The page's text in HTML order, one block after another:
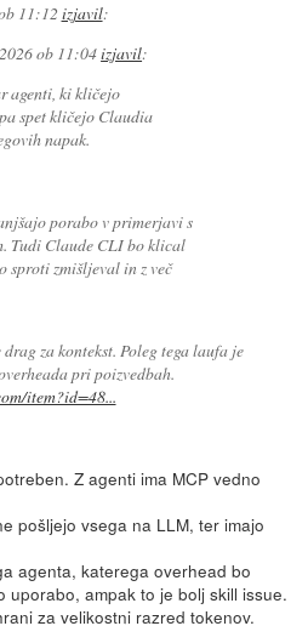
11:12 izjavil:
ob 11:04izjavil:
agenti, ki kličejo
spet kličejo Claudia
napak.
porabo v primerjavi s
Tudi Claude CLI bo klical
sproti zmišljeval in z več
za kontekst. Poleg tega laufa je
pri poizvedbah.
item?id=48...
Z agenti ima MCP vedno
pošljejo vsega na LLM, ter imajo
agenta, katerega overhead bo
uporabo, ampak to je bolj skill issue.
za velikostni razred tokenov.